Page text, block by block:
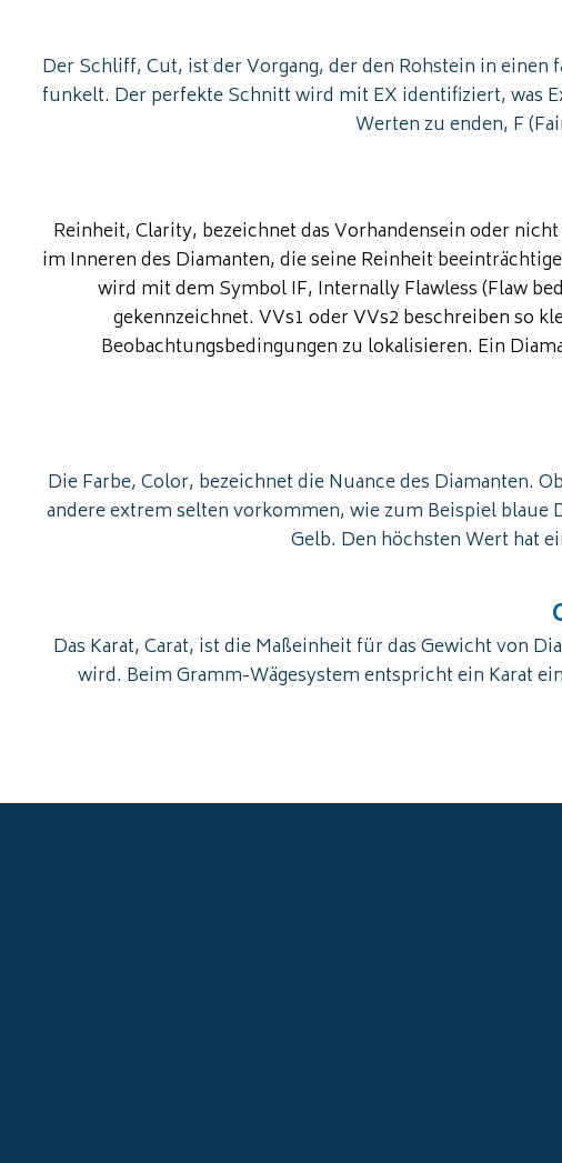
Der Schliff, Cut, ist der Vorgang, der den Rohstein in
funkelt. Der perfekte Schnitt wird mit EX identifiziert, was
Werten zu enden, F
Reinheit, Clarity, bezeichnet das Vorhandensein oder
im Inneren des Diamanten, die seine Reinheit
wird mit dem Symbol IF, Internally Flawless (Flaw
gekennzeichnet. VVs1 oder VVs2 beschreiben so
Beobachtungsbedingungen zu lokalisieren. Ein
Die Farbe, Color, bezeichnet die Nuance des Diamanten.
andere extrem selten vorkommen, wie zum Beispiel
Gelb. Den höchsten Wert hat
Das Karat, Carat, ist die Maßeinheit für das Gewicht von
wird. Beim Gramm-Wägesystem entspricht ein Karat